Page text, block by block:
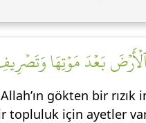
بَعۡدَ مَوۡتِهَا
gökten bir
topluluk için ayetler